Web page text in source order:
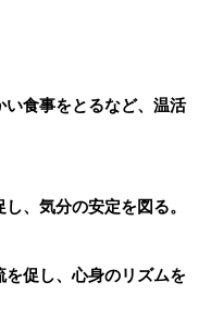
い食事をとるなど、温活
、気分の安定を図る。
を促し、心身のリズムを